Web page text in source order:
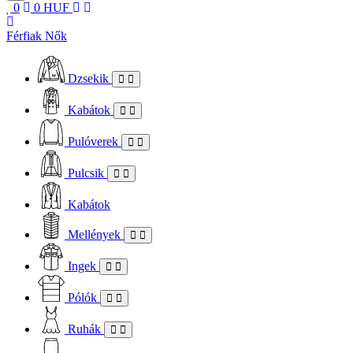
0 0 HUF
Férfiak Nők
Dzsekik
Kabátok
Pulóverek
Pulcsik
Kabátok
Mellények
Ingek
Pólók
Ruhák